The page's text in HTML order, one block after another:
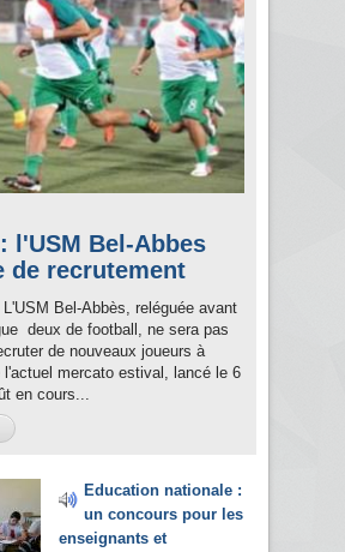
l'USM Bel-Abbes
de recrutement
L'USM Bel-Abbès, reléguée avant
deux de football, ne sera pas
de nouveaux joueurs à
l'actuel mercato estival, lancé le 6
en cours...
Education nationale :
un concours pour les
enseignants et